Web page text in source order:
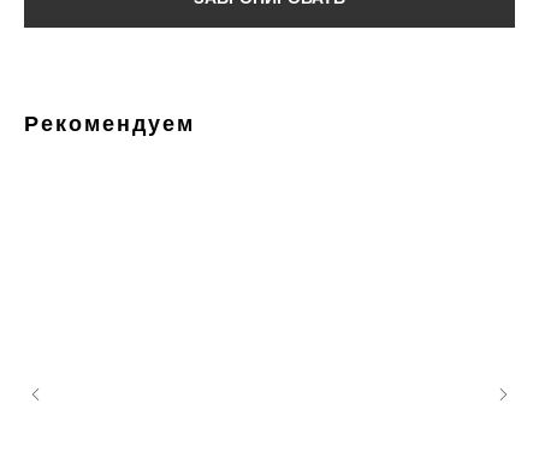
Рекомендуем